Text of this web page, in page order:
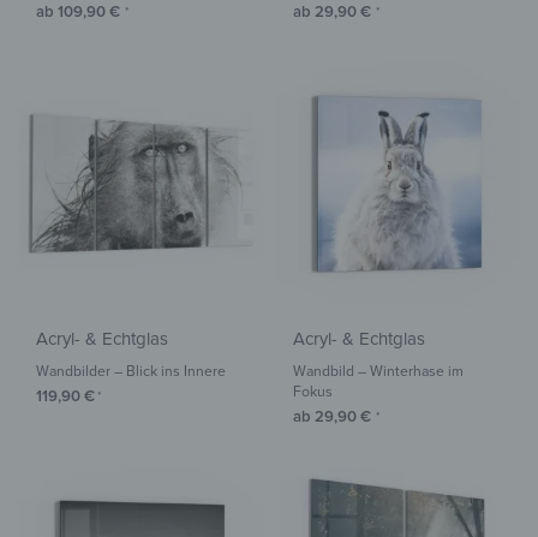
ab 109,90€ * ab 29,90€ *
Acryl- & Echtglas
Wandbilder – Blick ins Innere
119,90€ *
Acryl- & Echtglas
Wandbild – Winterhase im
Fokus
ab 29,90€ *